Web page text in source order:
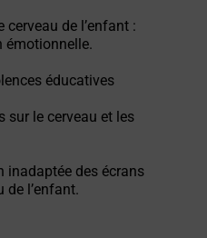
cerveau de l’enfant :
émotionnelle.
éducatives
sur le cerveau et les
inadaptée des écrans
de l’enfant.